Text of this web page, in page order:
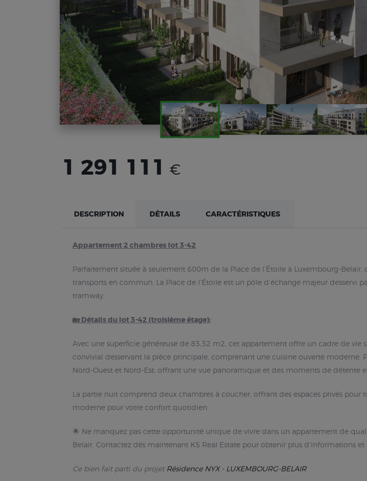
1 291 111 €
DESCRIPTION DÉTAILS CARACTÉRISTIQUES
Appartement 2 chambres lot 3-42
Parfaitement située à seulement 600m de la Place de l’Étoile à Luxembourg-
transports en commun. La Place de l’Étoile est un pôle d’échange majeur desservi
tramway.
🏡 Détails du lot 3-42 (troisième étage):
Avec une superficie généreuse de 83,32 m2, cet appartement offre un cadre de vie
convivial desservant la pièce principale, comprenant une cuisine ouverte
Nord-Ouest et Nord-Est, offrant une vue panoramique et des moments de détente
La partie nuit comprend deux chambres à coucher, offrant des espaces privés
moderne pour votre confort quotidien.
🌟 Ne manquez pas cette opportunité unique de vivre dans un appartement de
Belair. Contactez dès maintenant KS Real Estate pour obtenir plus d’informations et
Ce bien fait parti du projet Résidence NYX - LUXEMBOURG-BELAIR